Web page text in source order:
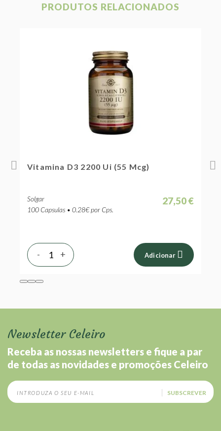
PRODUTOS RELACIONADOS
Vitamina D3 2200 Ui (55 Mcg)
Solgar
100 Capsulas • 0.28€ por Cps.
27,50 €
+
- Adicionar
Newsletter Celeiro
Receba as nossas newsletters e fique a par
de todas as novidades e promoções Celeiro
SUBSCREVER